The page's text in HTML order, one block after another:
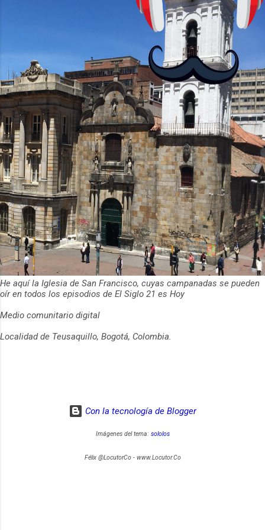
RAM, mientras que el Moto G24 Power
brinda opciones de 4GB o 6GB de RAM,
mejorando su capacidad...
He aquí la Iglesia de San Francisco, cuyas campanadas se pueden
oír en todos los episodios de El Siglo 21 es Hoy
Medio comunitario digital
Localidad de Teusaquillo, Bogotá, Colombia.
Con la tecnología de Blogger
Imágenes del tema: sololos
Félix @LocutorCo - www.Locutor.Co